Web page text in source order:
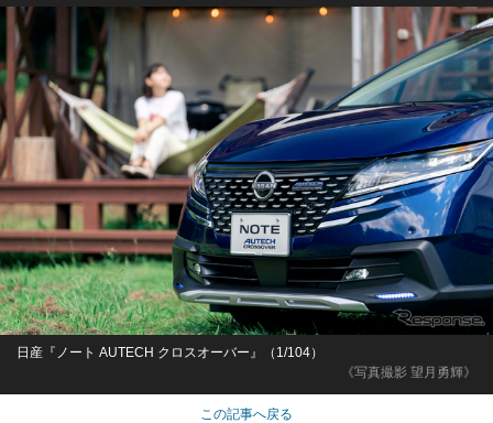
《写真撮影 望月勇輝》
日産『ノート AUTECH クロスオーバー』（1/104）
この記事へ戻る